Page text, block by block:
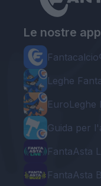
Le nostre app
Leghe
EuroLeghe
Guida per
FantaAsta
FantaAsta